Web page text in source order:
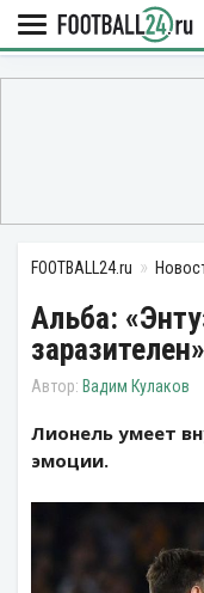
FOOTBALL24.ru
Альба:
заразителен»
Вадим Кулаков
Лионель умеет
эмоции.